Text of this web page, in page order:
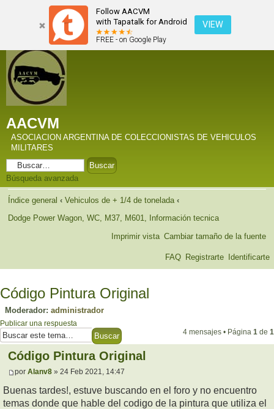
Follow AACVM
with Tapatalk for Android
FREE - on Google Play
VIEW
AACVM
ASOCIACION ARGENTINA DE COLECCIONISTAS DE VEHICULOS
MILITARES
Búsqueda avanzada
Índice general ‹ Vehiculos de + 1/4 de tonelada ‹
Dodge Power Wagon, WC, M37, M601, Información tecnica
Cambiar tamaño de la fuente
Imprimir vista
FAQ Registrarte Identificarte
Código Pintura Original
Moderador: administrador
Publicar una respuesta
4 mensajes • Página 1 de 1
Código Pintura Original
por Alanv8 » 24 Feb 2021, 14:47
Buenas tardes!, estuve buscando en el foro y no encuentro
temas donde que hable del codigo de la pintura que utiliza el